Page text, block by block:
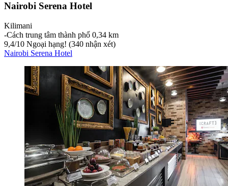
Nairobi Serena Hotel
Kilimani
‐Cách trung tâm thành phố 0,34 km
9,4/10 Ngoại hạng! (340 nhận xét)
Nairobi Serena Hotel